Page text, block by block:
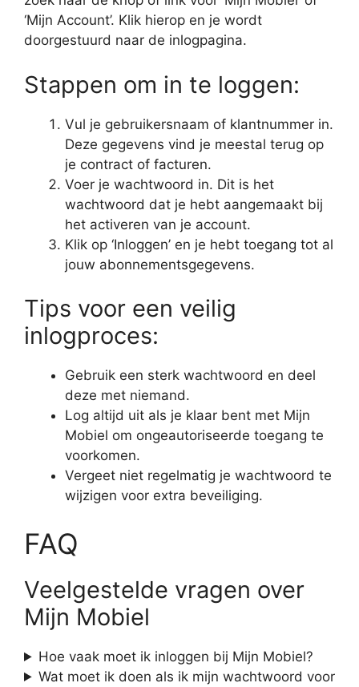
‘Mijn Account’. Klik hierop en je wordt
doorgestuurd naar de inlogpagina.
Stappen om in te loggen:
Vul je gebruikersnaam of klantnummer in.
Deze gegevens vind je meestal terug op
je contract of facturen.
Voer je wachtwoord in. Dit is het
wachtwoord dat je hebt aangemaakt bij
het activeren van je account.
Klik op ‘Inloggen’ en je hebt toegang tot al
jouw abonnementsgegevens.
Tips voor een veilig
inlogproces:
Gebruik een sterk wachtwoord en deel
deze met niemand.
Log altijd uit als je klaar bent met Mijn
Mobiel om ongeautoriseerde toegang te
voorkomen.
Vergeet niet regelmatig je wachtwoord te
wijzigen voor extra beveiliging.
FAQ
Veelgestelde vragen over
Mijn Mobiel
Hoe vaak moet ik inloggen bij Mijn Mobiel?
Wat moet ik doen als ik mijn wachtwoord voor